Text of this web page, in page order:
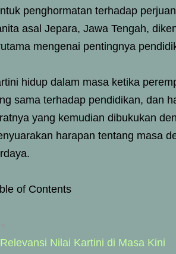
penghormatan terhadap
asal Jepara, Jawa Tengah,
mengenai pentingnya
hidup dalam masa ketika
sama terhadap pendidikan, dan
yang kemudian dibukukan
harapan tentang masa
of Contents
Relevansi Nilai Kartini di Masa Kini